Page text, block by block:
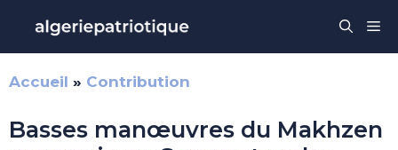
contenu
Accueil » Contribution
Basses manœuvres du Makhzen